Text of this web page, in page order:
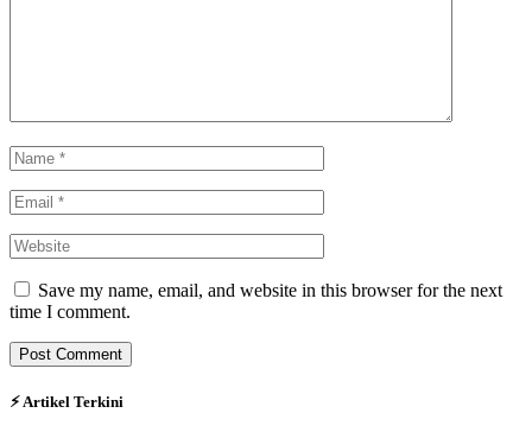
Save my name, email, and website in this browser for the next
time I comment.
⚡︎ Artikel Terkini